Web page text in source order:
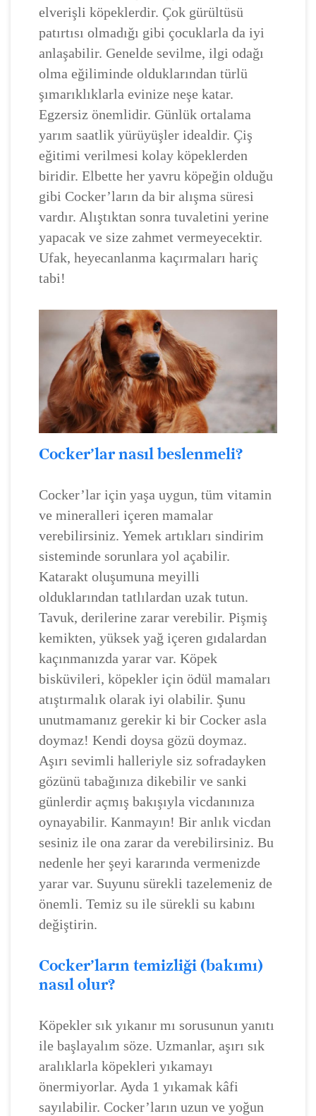
elverişli köpeklerdir. Çok gürültüsü
patırtısı olmadığı gibi çocuklarla da iyi
anlaşabilir. Genelde sevilme, ilgi odağı
olma eğiliminde olduklarından türlü
şımarıklıklarla evinize neşe katar.
Egzersiz önemlidir. Günlük ortalama
yarım saatlik yürüyüşler idealdir. Çiş
eğitimi verilmesi kolay köpeklerden
biridir. Elbette her yavru köpeğin olduğu
gibi Cocker’ların da bir alışma süresi
vardır. Alıştıktan sonra tuvaletini yerine
yapacak ve size zahmet vermeyecektir.
Ufak, heyecanlanma kaçırmaları hariç
tabi!
Cocker’lar nasıl beslenmeli?
Cocker’lar için yaşa uygun, tüm vitamin
ve mineralleri içeren mamalar
verebilirsiniz. Yemek artıkları sindirim
sisteminde sorunlara yol açabilir.
Katarakt oluşumuna meyilli
olduklarından tatlılardan uzak tutun.
Tavuk, derilerine zarar verebilir. Pişmiş
kemikten, yüksek yağ içeren gıdalardan
kaçınmanızda yarar var. Köpek
bisküvileri, köpekler için ödül mamaları
atıştırmalık olarak iyi olabilir. Şunu
unutmamanız gerekir ki bir Cocker asla
doymaz! Kendi doysa gözü doymaz.
Aşırı sevimli halleriyle siz sofradayken
gözünü tabağınıza dikebilir ve sanki
günlerdir açmış bakışıyla vicdanınıza
oynayabilir. Kanmayın! Bir anlık vicdan
sesiniz ile ona zarar da verebilirsiniz. Bu
nedenle her şeyi kararında vermenizde
yarar var. Suyunu sürekli tazelemeniz de
önemli. Temiz su ile sürekli su kabını
değiştirin.
Cocker’ların temizliği (bakımı)
nasıl olur?
Köpekler sık yıkanır mı sorusunun yanıtı
ile başlayalım söze. Uzmanlar, aşırı sık
aralıklarla köpekleri yıkamayı
önermiyorlar. Ayda 1 yıkamak kâfi
sayılabilir. Cocker’ların uzun ve yoğun